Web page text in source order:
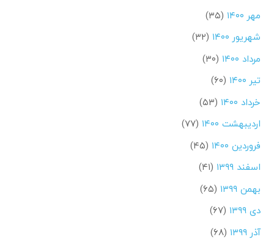
مهر ۱۴۰۰
(۳۵)
شهریور ۱۴۰۰
(۳۲)
مرداد ۱۴۰۰
(۳۰)
تیر ۱۴۰۰
(۶۰)
خرداد ۱۴۰۰
(۵۳)
اردیبهشت ۱۴۰۰
(۷۷)
فروردین ۱۴۰۰
(۴۵)
اسفند ۱۳۹۹
(۴۱)
بهمن ۱۳۹۹
(۶۵)
دی ۱۳۹۹
(۶۷)
آذر ۱۳۹۹
(۶۸)